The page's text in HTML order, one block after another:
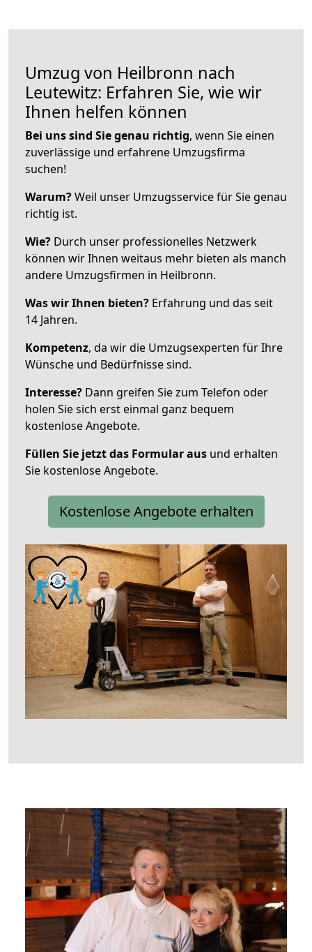
Umzug von Heilbronn nach
Leutewitz: Erfahren Sie, wie wir
Ihnen helfen können
Bei uns sind Sie genau richtig, wenn Sie einen
zuverlässige und erfahrene Umzugsfirma
suchen!
Warum?Weil unser Umzugsservice für Sie genau
richtig ist.
Wie? Durch unser professionelles Netzwerk
können wir Ihnen weitaus mehr bieten als manch
andere Umzugsfirmen in Heilbronn.
Was wir Ihnen bieten? Erfahrung und das seit
14 Jahren.
Kompetenz, da wir die Umzugsexperten für Ihre
Wünsche und Bedürfnisse sind.
Interesse? Dann greifen Sie zum Telefon oder
holen Sie sich erst einmal ganz bequem
kostenlose Angebote.
Füllen Sie jetzt das Formular aus und erhalten
Sie kostenlose Angebote.
Kostenlose Angebote erhalten